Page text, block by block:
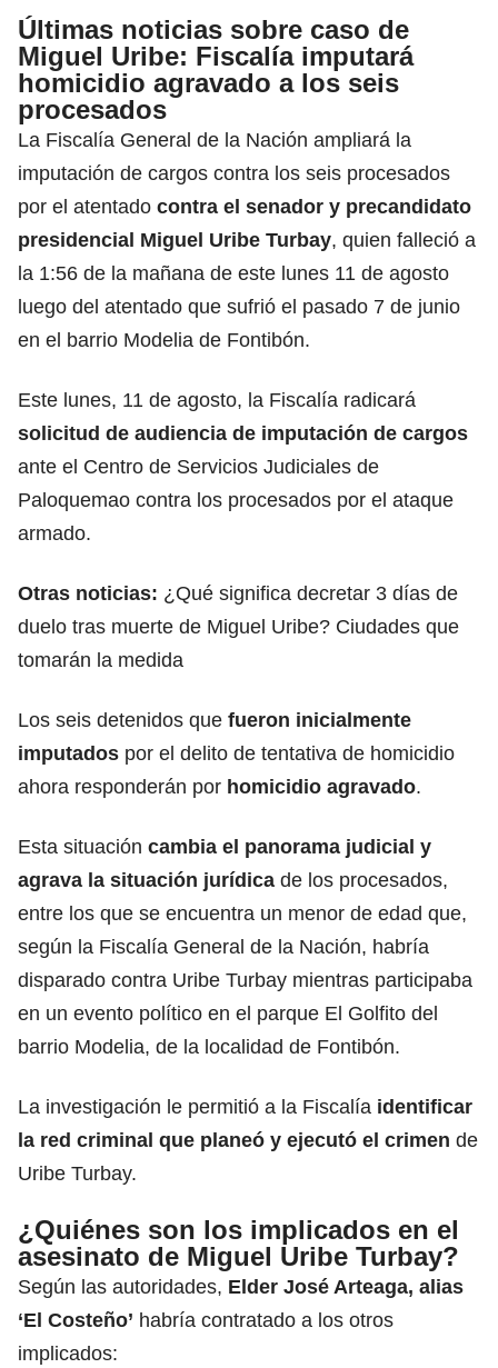
Últimas noticias sobre caso de
Miguel Uribe: Fiscalía imputará
homicidio agravado a los seis
procesados
La Fiscalía General de la Nación ampliará la
imputación de cargos contra los seis procesados
por el atentado contra el senador y precandidato
presidencial Miguel Uribe Turbay, quien falleció a
la 1:56 de la mañana de este lunes 11 de agosto
luego del atentado que sufrió el pasado 7 de junio
en el barrio Modelia de Fontibón.
Este lunes, 11 de agosto, la Fiscalía radicará
solicitud de audiencia de imputación de cargos
ante el Centro de Servicios Judiciales de
Paloquemao contra los procesados por el ataque
armado.
Otras noticias: ¿Qué significa decretar 3 días de
duelo tras muerte de Miguel Uribe? Ciudades que
tomarán la medida
Los seis detenidos que fueron inicialmente
imputados por el delito de tentativa de homicidio
ahora responderán por homicidio agravado.
Esta situación cambia el panorama judicial y
agrava la situación jurídica de los procesados,
entre los que se encuentra un menor de edad que,
según la Fiscalía General de la Nación, habría
disparado contra Uribe Turbay mientras participaba
en un evento político en el parque El Golfito del
barrio Modelia, de la localidad de Fontibón.
La investigación le permitió a la Fiscalía identificar
la red criminal que planeó y ejecutó el crimen de
Uribe Turbay.
¿Quiénes son los implicados en el
asesinato de Miguel Uribe Turbay?
Según las autoridades, Elder José Arteaga, alias
‘El Costeño’ habría contratado a los otros
implicados: